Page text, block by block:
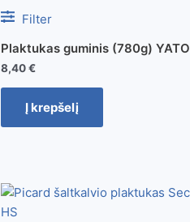
Filter
Plaktukas guminis (780g) YATO
8,40€
Į krepšelį